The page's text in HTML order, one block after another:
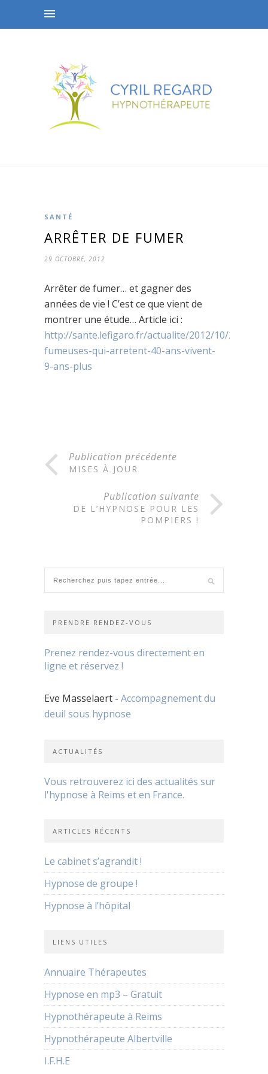
SANTÉ
ARRÊTER DE FUMER
29 OCTOBRE, 2012
Arrêter de fumer… et gagner des
années de vie ! C’est ce que vient de
montrer une étude… Article ici :
http://sante.lefigaro.fr/actualite/2012/10/29/
fumeuses-qui-arretent-40-ans-vivent-
9-ans-plus
Publication précédente
MISES À JOUR
Publication suivante
DE L’HYPNOSE POUR LES
POMPIERS !
PRENDRE RENDEZ-VOUS
Prenez rendez-vous directement en
ligne et réservez !
Eve Masselaert - Accompagnement du
deuil sous hypnose
ACTUALITÉS
Vous retrouverez ici des actualités sur
l'hypnose à Reims et en France.
ARTICLES RÉCENTS
Le cabinet s’agrandit !
Hypnose de groupe !
Hypnose à l’hôpital
LIENS UTILES
Annuaire Thérapeutes
Hypnose en mp3 – Gratuit
Hypnothérapeute à Reims
Hypnothérapeute Albertville
I.F.H.E